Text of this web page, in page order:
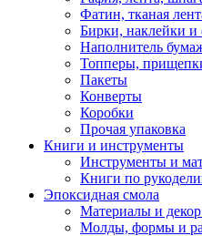
Фатин, тканая
Бирки, наклейки
Наполнитель
Топперы,
Пакеты
Конверты
Коробки
Прочая упаковка
Книги и инструменты
Инструменты и
Книги по
Эпоксидная смола
Материалы и
Молды, формы и